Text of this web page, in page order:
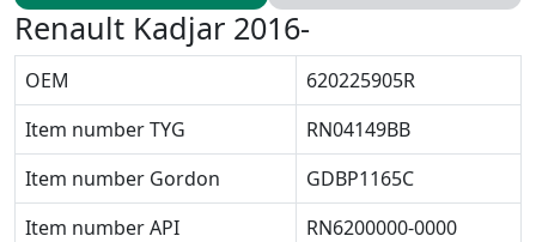
Renault Kadjar 2016-
OEM
620225905R
Item number TYG
RN04149BB
Item number Gordon
GDBP1165C
Item number API
RN6200000-0000